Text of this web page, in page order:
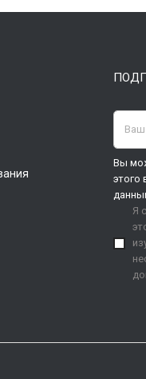
Вы
этого
Я